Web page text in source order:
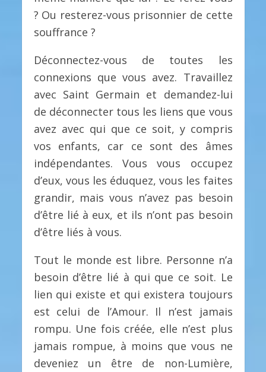
? Ou resterez-vous prisonnier de cette
souffrance ?
Déconnectez-vous de toutes les
connexions que vous avez. Travaillez
avec Saint Germain et demandez-lui
de déconnecter tous les liens que vous
avez avec qui que ce soit, y compris
vos enfants, car ce sont des âmes
indépendantes. Vous vous occupez
d’eux, vous les éduquez, vous les faites
grandir, mais vous n’avez pas besoin
d’être lié à eux, et ils n’ont pas besoin
d’être liés à vous.
Tout le monde est libre. Personne n’a
besoin d’être lié à qui que ce soit. Le
lien qui existe et qui existera toujours
est celui de l’Amour. Il n’est jamais
rompu. Une fois créée, elle n’est plus
jamais rompue, à moins que vous ne
deveniez un être de non-Lumière,